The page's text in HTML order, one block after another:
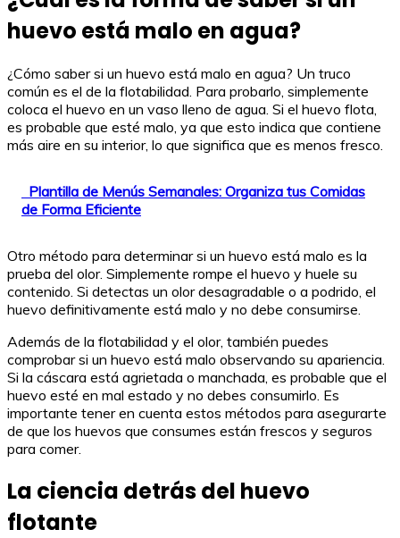
huevo está malo en agua?
¿Cómo saber si un huevo está malo en agua? Un truco
común es el de la flotabilidad. Para probarlo, simplemente
coloca el huevo en un vaso lleno de agua. Si el huevo flota,
es probable que esté malo, ya que esto indica que contiene
más aire en su interior, lo que significa que es menos fresco.
Plantilla de Menús Semanales: Organiza tus Comidas
de Forma Eficiente
Otro método para determinar si un huevo está malo es la
prueba del olor. Simplemente rompe el huevo y huele su
contenido. Si detectas un olor desagradable o a podrido, el
huevo definitivamente está malo y no debe consumirse.
Además de la flotabilidad y el olor, también puedes
comprobar si un huevo está malo observando su apariencia.
Si la cáscara está agrietada o manchada, es probable que el
huevo esté en mal estado y no debes consumirlo. Es
importante tener en cuenta estos métodos para asegurarte
de que los huevos que consumes están frescos y seguros
para comer.
La ciencia detrás del huevo
flotante